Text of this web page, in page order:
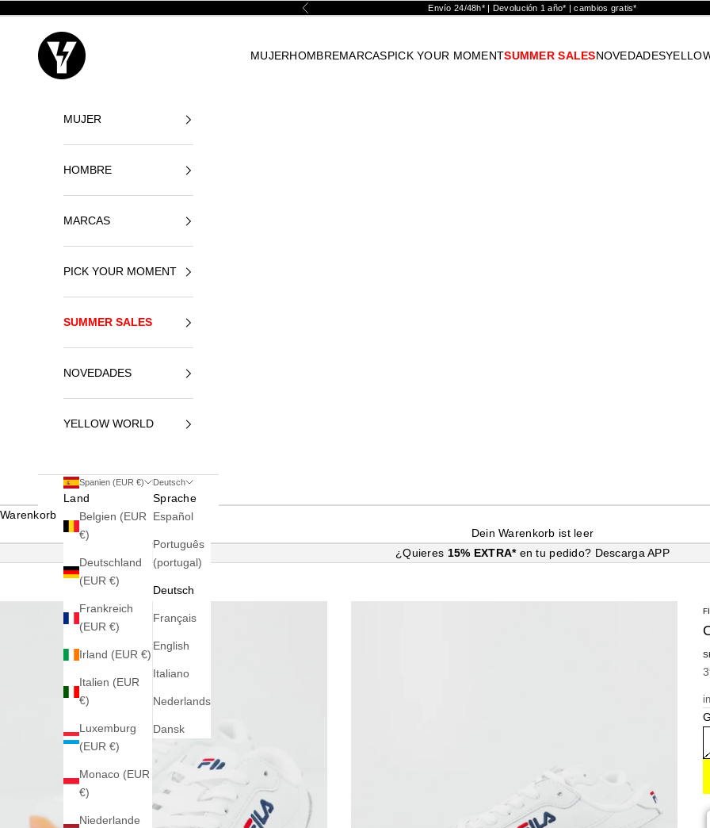
Zurück Envío 24/48h* | Devolución 1 año* | cambios gratis*
Yellowshop
MUJERHOMBREMARCASPICK YOUR MOMENTSUMMER SALESNOVEDADES
MUJER
HOMBRE
MARCAS
PICK YOUR MOMENT
SUMMER SALES
NOVEDADES
YELLOW WORLD
Spanien (EUR €)
Land
Belgien (EUR
€)
Deutschland
(EUR €)
Frankreich
(EUR €)
Irland (EUR €)
Italien (EUR
€)
Luxemburg
(EUR €)
Monaco (EUR
€)
Niederlande
Deutsch
Sprache
Español
Português
(portugal)
Deutsch
Français
English
Italiano
Nederlands
Dansk
Warenkorb
Dein Warenkorb ist leer
¿Quieres 15% EXTRA* en tu pedido? Descarga APP